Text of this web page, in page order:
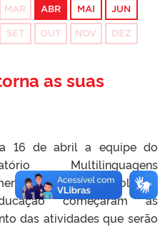
MAR ABR MAI JUN
SET OUT NOV DEZ
as suas
16 de abril a equipe do
Multilinguagens
com a equipe Folclore
começaram as
das atividades que serão